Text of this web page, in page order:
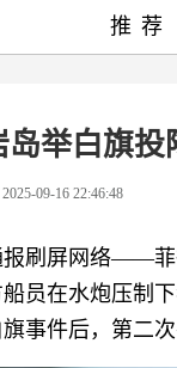
岛举白旗
2025-09-16 22:46:48
刷屏网络——
员在水炮压制
事件后，第二
推荐